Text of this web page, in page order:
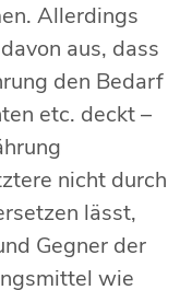
Allerdings
aus, dass
den Bedarf
etc. deckt –
nicht durch
lässt,
Gegner der
wie